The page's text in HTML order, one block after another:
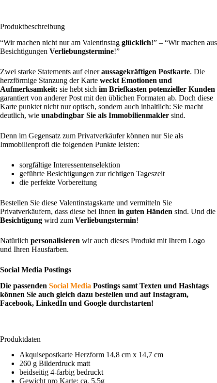
Produktbeschreibung
“Wir machen nicht nur am Valentinstag glücklich!” – “Wir machen aus
Besichtigungen Verliebungstermine!”
Zwei starke Statements auf eineraussagekräftigen Postkarte. Die
herzförmige Stanzung der Karte weckt Emotionen und
Aufmerksamkeit: sie hebt sich im Briefkasten potenzieller Kunden
garantiert von anderer Post mit den üblichen Formaten ab. Doch diese
Karte punktet nicht nur optisch, sondern auch inhaltlich: Sie macht
deutlich, wie unabdingbar Sie als Immobilienmakler sind.
Denn im Gegensatz zum Privatverkäufer können nur Sie als
Immobilienprofi die folgenden Punkte leisten:
sorgfältige Interessentenselektion
geführte Besichtigungen zur richtigen Tageszeit
die perfekte Vorbereitung
Bestellen Sie diese Valentinstagskarte und vermitteln Sie
Privatverkäufern, dass diese bei Ihnen in guten Händen sind. Und die
Besichtigung wird zum Verliebungstermin!
Natürlich personalisieren wir auch dieses Produkt mit Ihrem Logo
und Ihren Hausfarben.
Social Media Postings
Die passenden Social Media Postings samt Texten und Hashtags
können Sie auch gleich dazu bestellen und auf Instagram,
Facebook, LinkedIn und Google durchstarten!
Produktdaten
Akquisepostkarte Herzform 14,8 cm x 14,7 cm
260 g Bilderdruck matt
beidseitig 4-farbig bedruckt
Gewicht pro Karte: ca. 5,5g